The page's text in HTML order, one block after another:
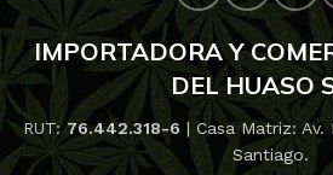
IMPORTADORA Y
DEL HUASO
RUT:76.442.318-6 | Casa Matriz: Av.
Santiago.